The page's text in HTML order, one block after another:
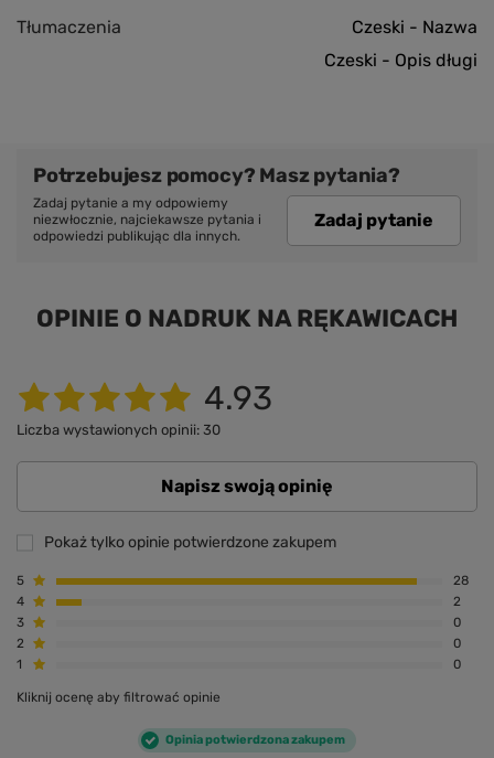
Tłumaczenia
Czeski - Nazwa
Czeski - Opis długi
Potrzebujesz pomocy? Masz pytania?
Zadaj pytanie a my odpowiemy
niezwłocznie, najciekawsze pytania i
odpowiedzi publikując dla innych.
Zadaj pytanie
OPINIE O NADRUK NA RĘKAWICACH
4.93
Liczba wystawionych opinii: 30
Napisz swoją opinię
Pokaż tylko opinie potwierdzone zakupem
5
28
4
2
3
0
2
0
1
0
Kliknij ocenę aby filtrować opinie
Opinia potwierdzona zakupem